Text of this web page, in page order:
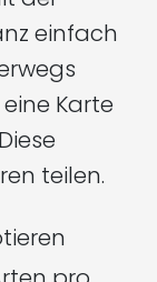
einfach
Karte
teilen.